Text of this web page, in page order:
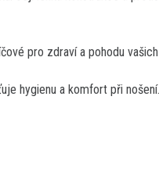
pro zdraví a pohodu vašich
hygienu a komfort při